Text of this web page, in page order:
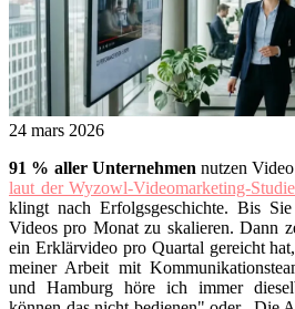
24 mars 2026
91 % aller Unternehmennutzen
laut der Wyzowl-Videomarketing-
klingt nach Erfolgsgeschichte. Bis
Videos pro Monat zu skalieren. Dann
ein Erklärvideo pro Quartal gereicht
meiner Arbeit mit
und Hamburg höre ich immer